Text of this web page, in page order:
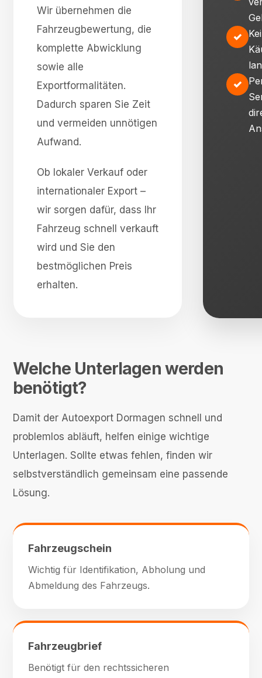
Wir übernehmen die
Fahrzeugbewertung, die
komplette Abwicklung
sowie alle
Exportformalitäten.
Dadurch sparen Sie Zeit
und vermeiden unnötigen
Aufwand.
Ob lokaler Verkauf oder
internationaler Export –
wir sorgen dafür, dass Ihr
Fahrzeug schnell verkauft
wird und Sie den
bestmöglichen Preis
erhalten.
✓
✓
Welche Unterlagen werden
benötigt?
Damit der Autoexport Dormagen schnell und
problemlos abläuft, helfen einige wichtige
Unterlagen. Sollte etwas fehlen, finden wir
selbstverständlich gemeinsam eine passende
Lösung.
Fahrzeugschein
Wichtig für Identifikation, Abholung und
Abmeldung des Fahrzeugs.
Fahrzeugbrief
Benötigt für den rechtssicheren